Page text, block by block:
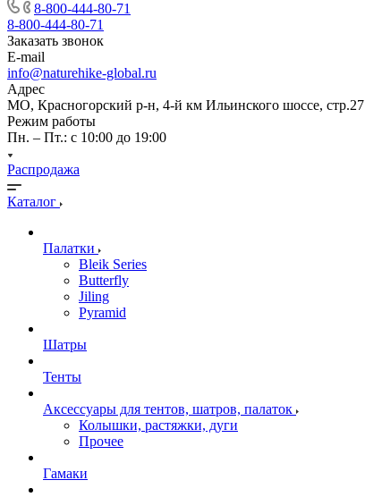
8-800-444-80-71
8-800-444-80-71
Заказать звонок
E-mail
info@naturehike-global.ru
Адрес
МО, Красногорский р-н, 4-й км Ильинского шоссе, стр.27
Режим работы
Пн. – Пт.: с 10:00 до 19:00
Распродажа
Каталог
Палатки
Bleik Series
Butterfly
Jiling
Pyramid
Шатры
Тенты
Аксессуары для тентов, шатров, палаток
Колышки, растяжки, дуги
Прочее
Гамаки